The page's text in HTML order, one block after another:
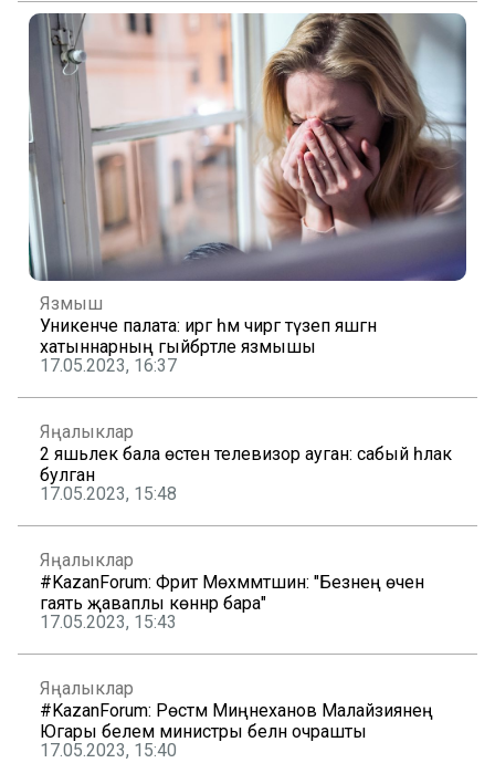
Язмыш
Уникенче палата: иргә һәм чиргә түзеп яшәгән
хатыннарның гыйбрәтле язмышы
17.05.2023, 16:37
Яңалыклар
2 яшьлек бала өстенә телевизор ауган: сабый һәлак
булган
17.05.2023, 15:48
Яңалыклар
#KazanForum: Фәрит Мөхәммәтшин: "Безнең өчен
гаять җаваплы көннәр бара"
17.05.2023, 15:43
Яңалыклар
#KazanForum: Рөстәм Миңнеханов Малайзиянең
Югары белем министры белән очрашты
17.05.2023, 15:40